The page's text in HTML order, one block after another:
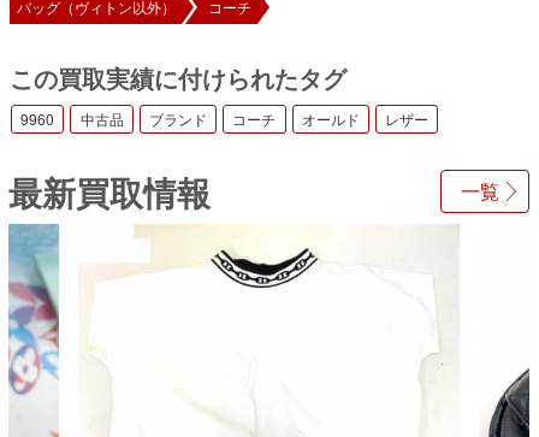
バッグ（ヴィトン以外） コーチ
この買取実績に付けられたタグ
9960 中古品 ブランド コーチ オールド レザー
一覧
最新買取情報